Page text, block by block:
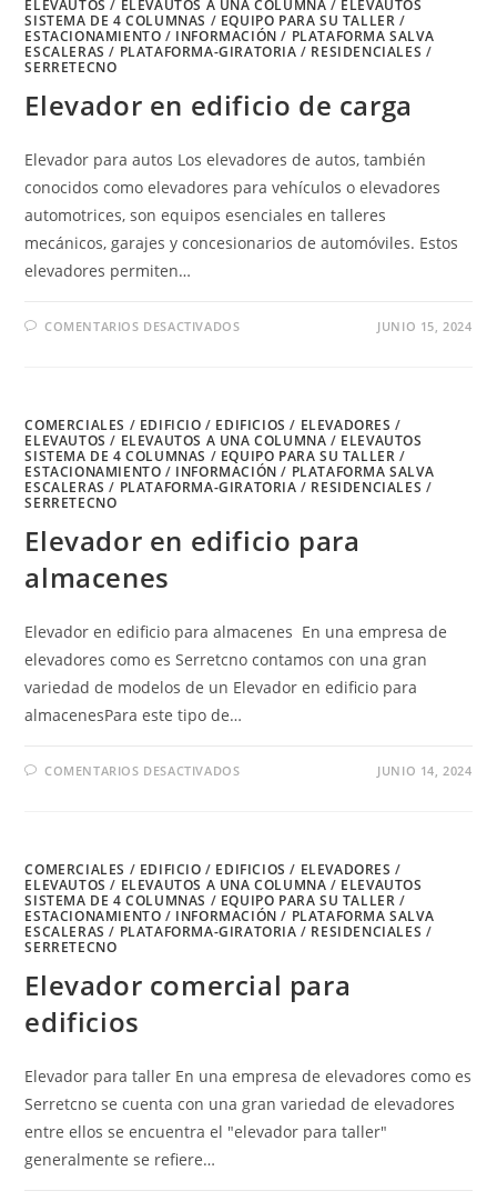
PARA
ALTA
DEMANDA
ELEVAUTOS / ELEVAUTOS A UNA COLUMNA / ELEVAUTOS
SISTEMA DE 4 COLUMNAS / EQUIPO PARA SU TALLER /
ESTACIONAMIENTO / INFORMACIÓN / PLATAFORMA SALVA
ESCALERAS / PLATAFORMA-GIRATORIA / RESIDENCIALES /
SERRETECNO
Elevador en edificio de carga
Elevador para autos Los elevadores de autos, también
conocidos como elevadores para vehículos o elevadores
automotrices, son equipos esenciales en talleres
mecánicos, garajes y concesionarios de automóviles. Estos
elevadores permiten…
COMENTARIOS DESACTIVADOSEN JUNIO 15, 2024
COMERCIALES / EDIFICIO / EDIFICIOS / ELEVADORES /
ELEVAUTOS / ELEVAUTOS A UNA COLUMNA / ELEVAUTOS
SISTEMA DE 4 COLUMNAS / EQUIPO PARA SU TALLER /
ESTACIONAMIENTO / INFORMACIÓN / PLATAFORMA SALVA
ESCALERAS / PLATAFORMA-GIRATORIA / RESIDENCIALES /
SERRETECNO
Elevador en edificio para
almacenes
Elevador en edificio para almacenes En una empresa de
elevadores como es Serretcno contamos con una gran
variedad de modelos de un Elevador en edificio para
almacenesPara este tipo de…
COMENTARIOS DESACTIVADOSEN JUNIO 14, 2024
COMERCIALES / EDIFICIO / EDIFICIOS / ELEVADORES /
ELEVAUTOS / ELEVAUTOS A UNA COLUMNA / ELEVAUTOS
SISTEMA DE 4 COLUMNAS / EQUIPO PARA SU TALLER /
ESTACIONAMIENTO / INFORMACIÓN / PLATAFORMA SALVA
ESCALERAS / PLATAFORMA-GIRATORIA / RESIDENCIALES /
SERRETECNO
Elevador comercial para
edificios
Elevador para taller En una empresa de elevadores como es
Serretcno se cuenta con una gran variedad de elevadores
entre ellos se encuentra el "elevador para taller"
generalmente se refiere…